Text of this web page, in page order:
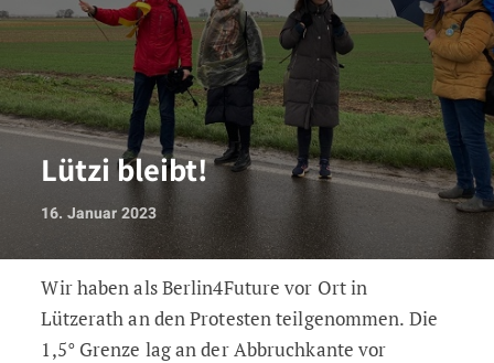
Lützi bleibt!
16. Januar 2023
Lützi bleibt!
Wir haben als Berlin4Future vor Ort in
Lützerath an den Protesten teilgenommen. Die
1,5° Grenze lag an der Abbruchkante vor